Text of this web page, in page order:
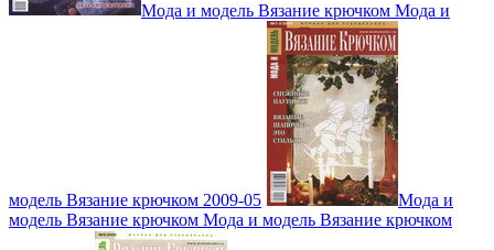
Мода и модель Вязание крючком Мода и
модель Вязание крючком 2009-05
Мода и
модель Вязание крючком Мода и модель Вязание крючком